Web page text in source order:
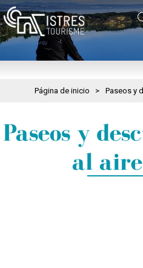
Página de inicio > Paseos y
Paseos y
al